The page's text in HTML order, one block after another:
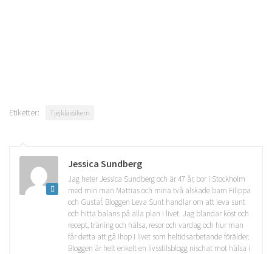
Etiketter: Tjejklassikern
Jessica Sundberg
Jag heter Jessica Sundberg och är 47 år, bor i Stockholm
med min man Mattias och mina två älskade barn Filippa
och Gustaf. Bloggen Leva Sunt handlar om att leva sunt
och hitta balans på alla plan i livet. Jag blandar kost och
recept, träning och hälsa, resor och vardag och hur man
får detta att gå ihop i livet som heltidsarbetande förälder.
Bloggen är helt enkelt en livsstilsblogg nischat mot hälsa i